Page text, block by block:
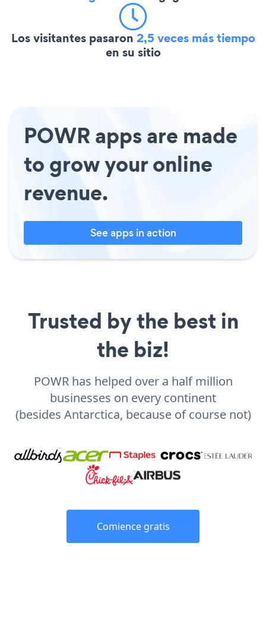
Los visitantes pasaron 2,5 veces más tiempo
en su sitio
POWR apps are made
to grow your online
revenue.
See apps in action
Trusted by the best in
the biz!
POWR has helped over a half million
businesses on every continent
(besides Antarctica, because of course not)
Comience gratis